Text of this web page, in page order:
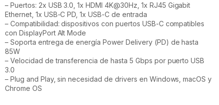
– Puertos: 2x USB 3.0, 1x HDMI 4K@30Hz, 1x RJ45 Gigabit
Ethernet, 1x USB-C PD, 1x USB-C de entrada
– Compatibilidad: dispositivos con puertos USB-C compatibles
con DisplayPort Alt Mode
– Soporta entrega de energía Power Delivery (PD) de hasta
85W
– Velocidad de transferencia de hasta 5 Gbps por puerto USB
3.0
– Plug and Play, sin necesidad de drivers en Windows, macOS y
Chrome OS